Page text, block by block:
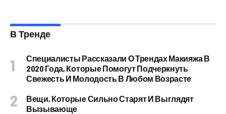
В Тренде
Специалисты Рассказали О Трендах Макияжа В
2020 Года, Которые Помогут Подчеркнуть
Свежесть И Молодость В Любом Возрасте
Вещи, Которые Сильно Старят И Выглядят
Вызывающе